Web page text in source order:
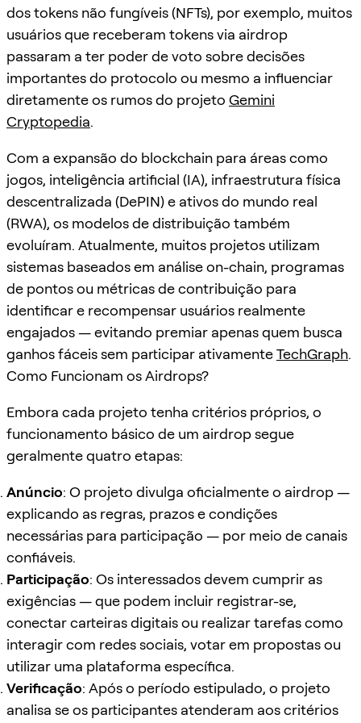
dos tokens não fungíveis (NFTs), por exemplo, muitos
usuários que receberam tokens via airdrop
passaram a ter poder de voto sobre decisões
importantes do protocolo ou mesmo a influenciar
diretamente os rumos do projeto Gemini
Cryptopedia.
Com a expansão do blockchain para áreas como
jogos, inteligência artificial (IA), infraestrutura física
descentralizada (DePIN) e ativos do mundo real
(RWA), os modelos de distribuição também
evoluíram. Atualmente, muitos projetos utilizam
sistemas baseados em análise on-chain, programas
de pontos ou métricas de contribuição para
identificar e recompensar usuários realmente
engajados — evitando premiar apenas quem busca
ganhos fáceis sem participar ativamenteTechGraph.
Como Funcionam os Airdrops?
Embora cada projeto tenha critérios próprios, o
funcionamento básico de um airdrop segue
geralmente quatro etapas:
Anúncio: O projeto divulga oficialmente o airdrop —
explicando as regras, prazos e condições
necessárias para participação — por meio de canais
confiáveis.
Participação: Os interessados devem cumprir as
exigências — que podem incluir registrar-se,
conectar carteiras digitais ou realizar tarefas como
interagir com redes sociais, votar em propostas ou
utilizar uma plataforma específica.
Verificação: Após o período estipulado, o projeto
analisa se os participantes atenderam aos critérios